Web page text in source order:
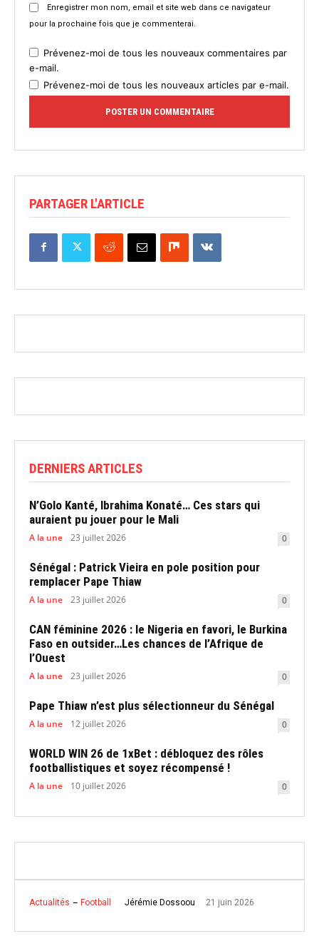
Enregistrer mon nom, email et site web dans ce navigateur
pour la prochaine fois que je commenterai.
Prévenez-moi de tous les nouveaux commentaires par
e-mail.
Prévenez-moi de tous les nouveaux articles par e-mail.
PARTAGER L'ARTICLE
DERNIERS ARTICLES
N’Golo Kanté, Ibrahima Konaté… Ces stars qui
auraient pu jouer pour le Mali
A la une 23 juillet 2026 0
Sénégal : Patrick Vieira en pole position pour
remplacer Pape Thiaw
A la une 23 juillet 2026 0
CAN féminine 2026 : le Nigeria en favori, le Burkina
Faso en outsider…Les chances de l’Afrique de
l’Ouest
A la une 23 juillet 2026 0
Pape Thiaw n’est plus sélectionneur du Sénégal
A la une 12 juillet 2026 0
WORLD WIN 26 de 1xBet : débloquez des rôles
footballistiques et soyez récompensé !
A la une 10 juillet 2026 0
Actualités Football Jérémie Dossoou 21 juin 2026